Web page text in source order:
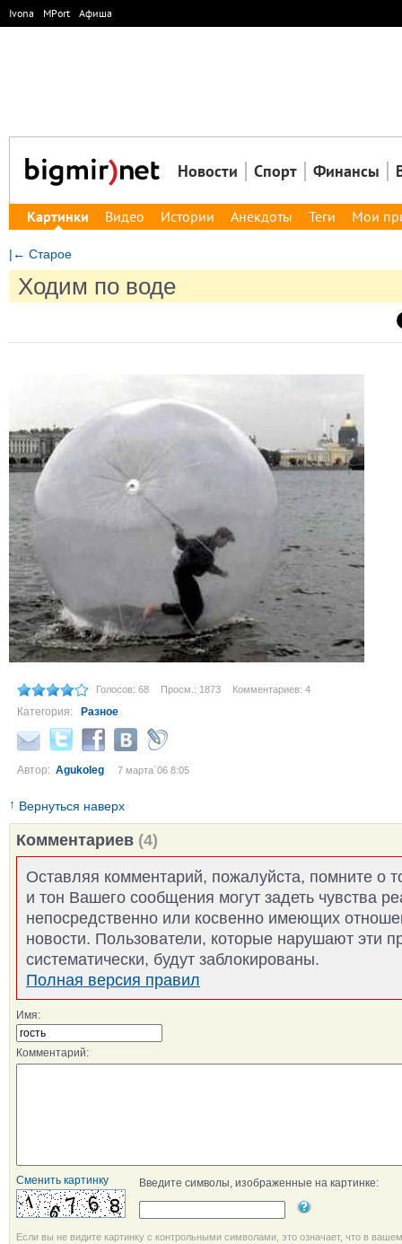
Ivona MPort Афиша
Новости Спорт Финансы
Картинки Видео Истории Анекдоты Теги Мои
|← Старое
Ходим по воде
Голосов: 68 Просм.: 1873 Комментариев: 4
Категория: Разное
Автор: Agukoleg 7 марта´06 8:05
↑ Вернуться наверх
Комментариев (4)
Оставляя комментарий, пожалуйста, помните о
и тон Вашего сообщения могут задеть чувства
непосредственно или косвенно имеющих
новости. Пользователи, которые нарушают эти
систематически, будут заблокированы.
Полная версия правил
Имя:
Комментарий:
Сменить картинку Введите символы, изображенные на картинке:
Если вы не видите картинку с контрольными символами, это означает, что в